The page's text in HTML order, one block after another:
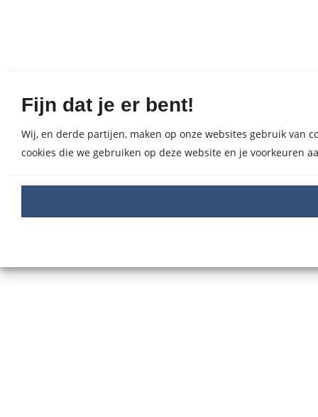
Fijn dat je er bent!
Wij, en derde partijen, maken op onze websites gebruik van
cookies die we gebruiken op deze website en je voorkeuren